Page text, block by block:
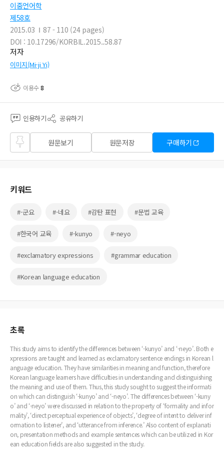
이중언어학
제58호
2015.03
87 - 110 (24 pages)
DOI : 10.17296/KORBIL.2015..58.87
저자
이미지(Mi-ji Yi)
이용수8
인용하기 공유하기
즐겨
찾기
원문보기 원문저장 구매하기
키워드
#-군요 #-네요 #감탄 표현 #문법 교육
#한국어 교육 #-kunyo #-neyo
#exclamatory expressions #grammar education
#Korean language education
초록
This study aims to identify the differences between ‘-kunyo’ and ‘-neyo’. Both e
xpressions are taught and learned as exclamatory sentence endings in Korean l
anguage education. They have similarities in meaning and function, therefore
Korean language learners have difficulties in understanding and distinguishing
the meaning and use of them. Thus, this study sought to suggest the informati
on which can distinguish ‘-kunyo’ and ‘-neyo’. The differences between ‘-kuny
o’ and ‘-neyo’ were discussed in relation to the property of ‘formality and infor
mality’, ‘direct perceptual experience of objects’, ‘degree of intent to deliver inf
ormation to listener’, and ‘utterance from inference.’ Also content of explanati
on, presentation methods and example sentences which can be utilized in Kor
ean education fields are also suggested in the study.